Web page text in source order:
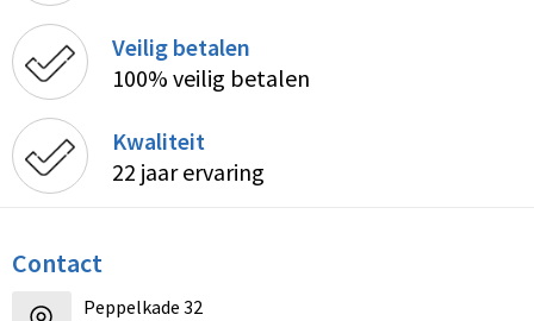
Veilig betalen
100% veilig betalen
Kwaliteit
22 jaar ervaring
Contact
Peppelkade 32